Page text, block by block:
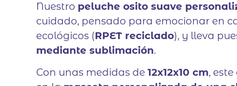
Nuestro peluche osito suave
cuidado, pensado para emocionar en
ecológicos (RPET reciclado), y lleva
mediante sublimación.
Con unas medidas de12x12x10 cm,